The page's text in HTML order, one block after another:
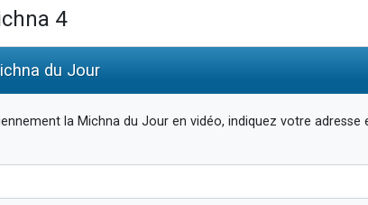
4
du Jour
la Michna du Jour en vidéo, indiquez votre adresse